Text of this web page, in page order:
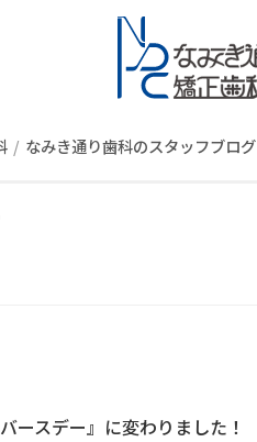
なみき通り歯科のスタッフブログ
ースデー』に変わりました！